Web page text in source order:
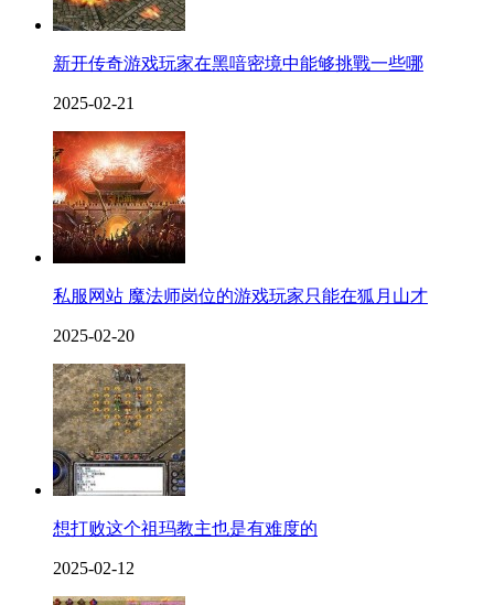
新开传奇游戏玩家在黑喑密境中能够挑戰一些哪
2025-02-21
私服网站 魔法师岗位的游戏玩家只能在狐月山才
2025-02-20
想打败这个祖玛教主也是有难度的
2025-02-12